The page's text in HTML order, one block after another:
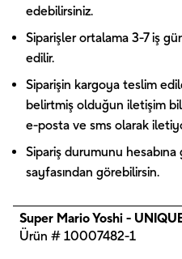
edebilirsiniz.
Siparişler ortalama 3-7 iş
edilir.
Siparişin kargoya teslim
belirtmiş olduğun iletişim
e-posta ve sms olarak
Sipariş durumunu hesabına
sayfasından görebilirsin.
Super Mario Yoshi -
Ürün # 10007482-1